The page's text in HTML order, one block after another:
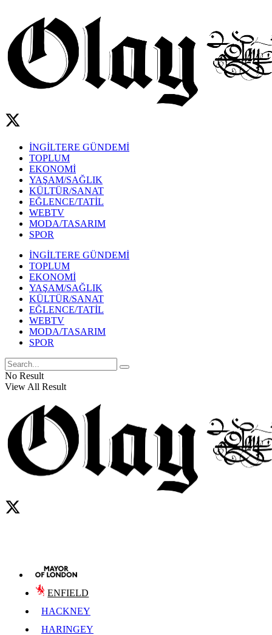
İNGİLTERE GÜNDEMİ
TOPLUM
EKONOMİ
YAŞAM/SAĞLIK
KÜLTÜR/SANAT
EĞLENCE/TATİL
WEBTV
MODA/TASARIM
SPOR
İNGİLTERE GÜNDEMİ
TOPLUM
EKONOMİ
YAŞAM/SAĞLIK
KÜLTÜR/SANAT
EĞLENCE/TATİL
WEBTV
MODA/TASARIM
SPOR
No Result
View All Result
ENFIELD
HACKNEY
HARINGEY